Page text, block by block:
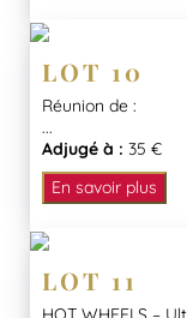
LOT 10
Réunion de :
...
Adjugé à : 35 €
En savoir plus
LOT 11